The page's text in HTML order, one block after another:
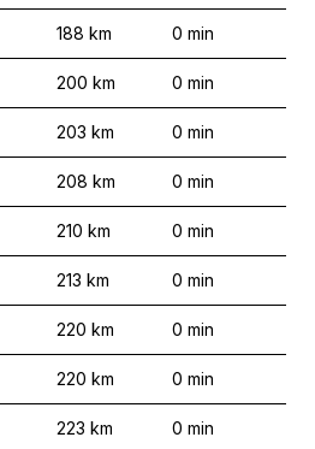
188 km 0 min
200 km 0 min
203 km 0 min
208 km 0 min
210 km 0 min
213 km 0 min
220 km 0 min
220 km 0 min
223 km 0 min